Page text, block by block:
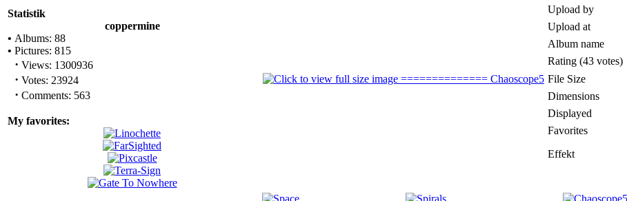
Statistik
coppermine
• Albums: 88
• Pictures: 815
· Views: 1300936
· Votes: 23924
· Comments: 563
My favorites:
Upload by
Upload at
Album name
Rating (43 votes)
File Size
Dimensions
Displayed
Favorites
Effekt